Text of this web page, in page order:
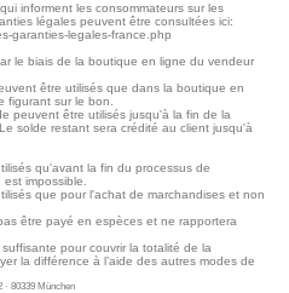
informent les consommateurs sur les
légales peuvent être consultées ici:
garanties-legales-france.php
le biais de la boutique en ligne du vendeur
être utilisés que dans la boutique en
figurant sur le bon.
peuvent être utilisés jusqu'à la fin de la
solde restant sera crédité au client jusqu'à
qu'avant la fin du processus de
impossible.
que pour l'achat de marchandises et non
être payé en espèces et ne rapportera
pour couvrir la totalité de la
la différence à l’aide des autres modes de
80339 München